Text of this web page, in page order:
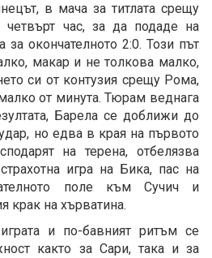
в мача за титлата срещу
час, за да подаде на
за окончателното 2:0. Този път
макар и не толкова малко,
си от контузия срещу Рома,
от минута. Тюрам веднага
Барела се доближи до
но едва в края на първото
на терена, отбелязва
игра на Бика, пас на
поле към Сучич и
крак на хърватина.
и по-бавният ритъм се
както за Сари, така и за